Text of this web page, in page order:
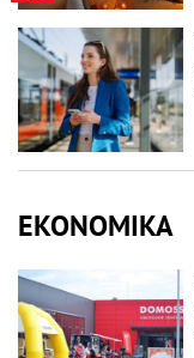
EKONOMIKA